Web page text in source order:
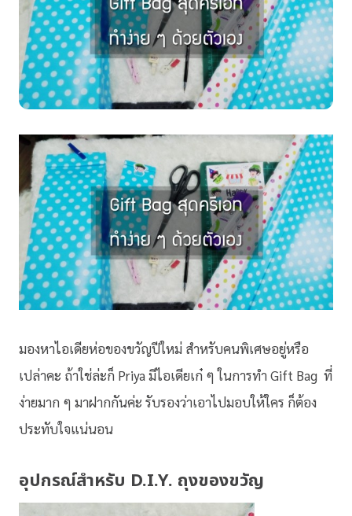
มองหาไอเดียห่อของขวัญปีใหม่ สำหรับคนพิเศษอยู่หรือ
เปล่าคะ ถ้าใช่ล่ะก็ Priya มีไอเดียเก๋ ๆ ในการทำ Gift Bag ที่
ง่ายมาก ๆ มาฝากกันค่ะ รับรองว่าเอาไปมอบให้ใคร ก็ต้อง
ประทับใจแน่นอน
อุปกรณ์สำหรับ D.I.Y. ถุงของขวัญ